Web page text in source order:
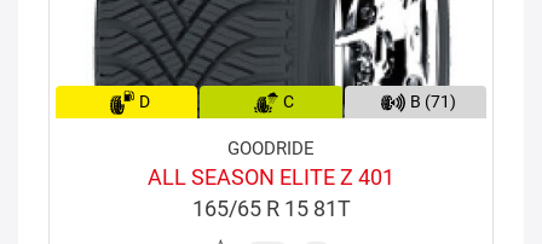
D C B (71)
GOODRIDE
ALL SEASON ELITE Z 401
165/65 R 15 81T